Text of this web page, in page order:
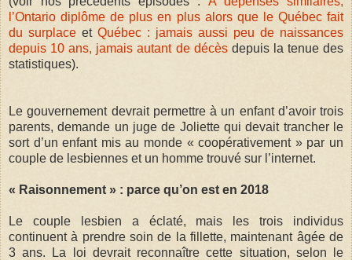
l’Ontario diplôme de plus en plus alors que le Québec fait
du surplace et Québec : jamais aussi peu de naissances
depuis 10 ans, jamais autant de décèsdepuis la tenue des
statistiques).
Le gouvernement devrait permettre à un enfant d’avoir trois
parents, demande un juge de Joliette qui devait trancher le
sort d’un enfant mis au monde « coopérativement » par un
couple de lesbiennes et un homme trouvé sur l’internet.
« Raisonnement » : parce qu’on est en 2018
Le couple lesbien a éclaté, mais les trois individus
continuent à prendre soin de la fillette, maintenant âgée de
3 ans. La loi devrait reconnaître cette situation, selon le